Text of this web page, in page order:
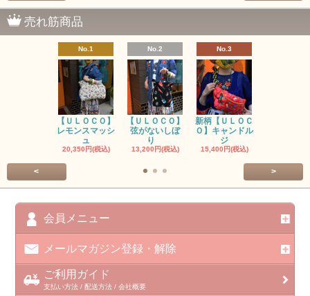
売れ筋商品
No.1
【ＵＬＯＣＯ】
レモンスマッシ
ュ
20,350円(税込)
No.2
【ＵＬＯＣＯ】
弦がないしぼ
り
13,200円(税込)
No.3
新柄【ＵＬＯＣ
Ｏ】キャンドル
ジ
15,400円(税込)
< >
会員メニュー
メールマガジン登録・解除
ご利用ガイド
支払い方法 / 配送方法 / 会社概要